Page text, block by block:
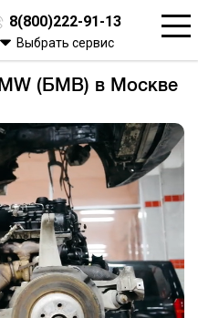
8(800)222-91-13
Выбрать сервис
(БМВ) в Москве